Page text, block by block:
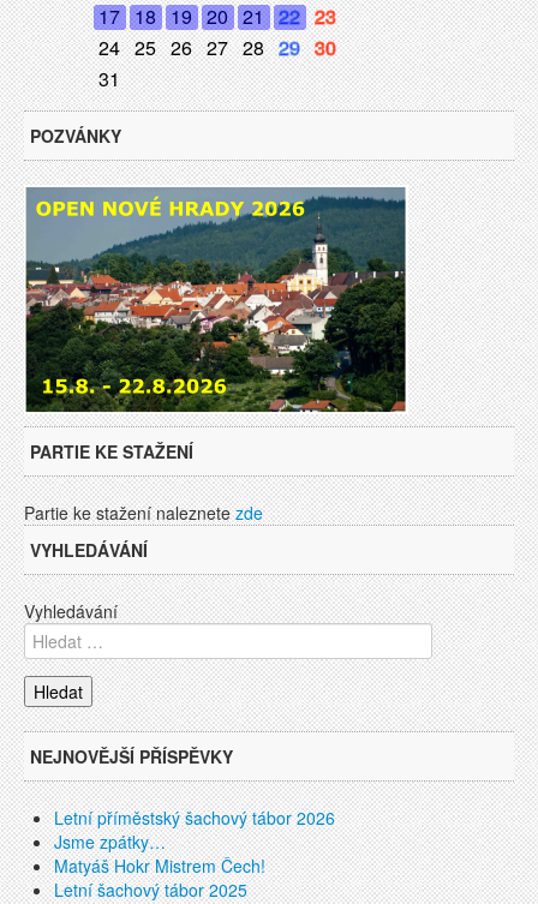
17 18 19 20 21 22 23
24 25 26 27 28 29 30
31
POZVÁNKY
PARTIE KE STAŽENÍ
Partie ke stažení naleznetezde
VYHLEDÁVÁNÍ
Vyhledávání
NEJNOVĚJŠÍ PŘÍSPĚVKY
Letní příměstský šachový tábor 2026
Jsme zpátky…
Matyáš Hokr Mistrem Čech!
Letní šachový tábor 2025